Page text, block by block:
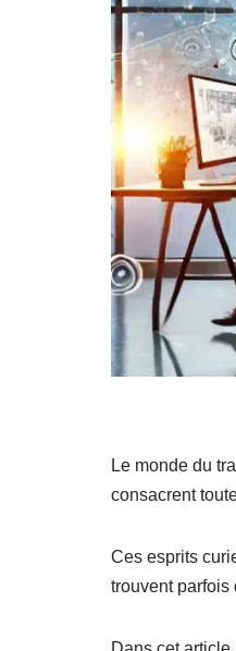
Le monde du
consacrent
Ces esprits
trouvent parfois